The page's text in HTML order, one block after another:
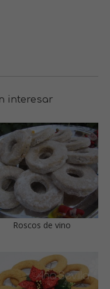
interesar
Roscos de vino